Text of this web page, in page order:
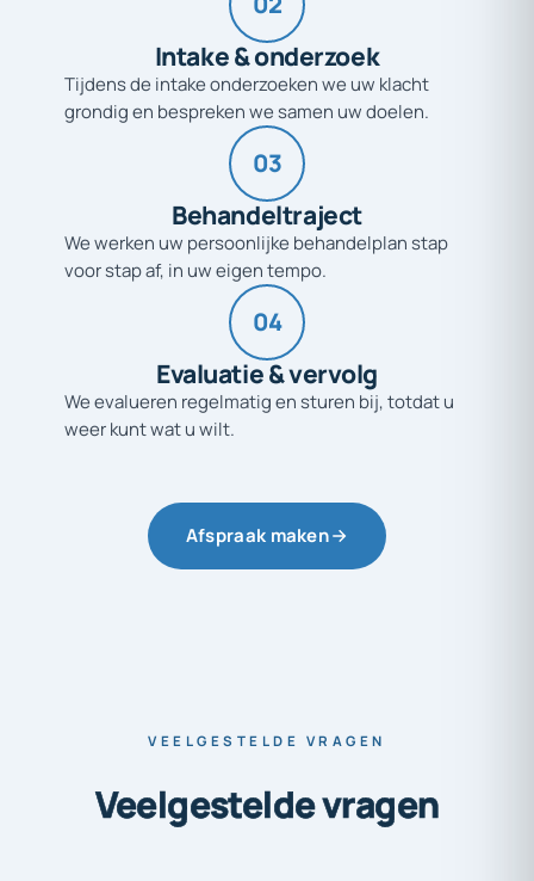
Intake&onderzoek
Tijdens de intake onderzoeken we uw klacht
grondig en bespreken we samen uw doelen.
03
Behandeltraject
We werken uw persoonlijke behandelplan stap
voor stap af, in uw eigen tempo.
04
Evaluatie&vervolg
We evalueren regelmatig en sturen bij, totdat u
weer kunt wat u wilt.
Afspraak maken
VEELGESTELDE VRAGEN
Veelgesteldevragen